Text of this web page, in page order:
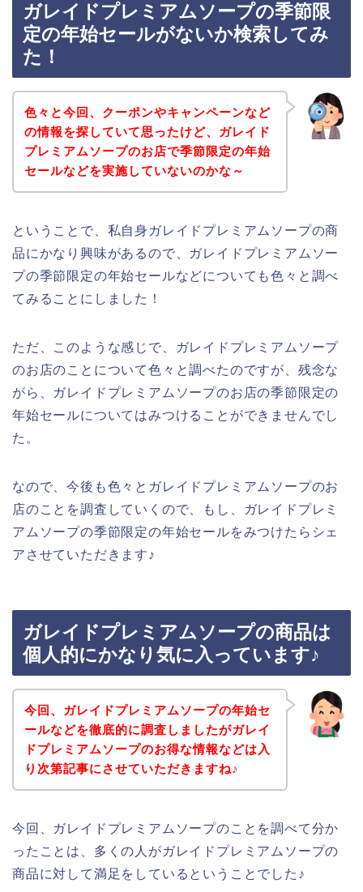
ガレイドプレミアムソープの季節限
定の年始セールがないか検索してみ
た！
色々と今回、クーポンやキャンペーンなど
の情報を探していて思ったけど、ガレイド
プレミアムソープのお店で季節限定の年始
セールなどを実施していないのかな～
ということで、私自身ガレイドプレミアムソープの商
品にかなり興味があるので、ガレイドプレミアムソー
プの季節限定の年始セールなどについても色々と調べ
てみることにしました！
ただ、このような感じで、ガレイドプレミアムソープ
のお店のことについて色々と調べたのですが、残念な
がら、ガレイドプレミアムソープのお店の季節限定の
年始セールについてはみつけることができませんでし
た。
なので、今後も色々とガレイドプレミアムソープのお
店のことを調査していくので、もし、ガレイドプレミ
アムソープの季節限定の年始セールをみつけたらシェ
アさせていただきます♪
ガレイドプレミアムソープの商品は
個人的にかなり気に入っています♪
今回、ガレイドプレミアムソープの年始セ
ールなどを徹底的に調査しましたがガレイ
ドプレミアムソープのお得な情報などは入
り次第記事にさせていただきますね♪
今回、ガレイドプレミアムソープのことを調べて分か
ったことは、多くの人がガレイドプレミアムソープの
商品に対して満足をしているということでした♪